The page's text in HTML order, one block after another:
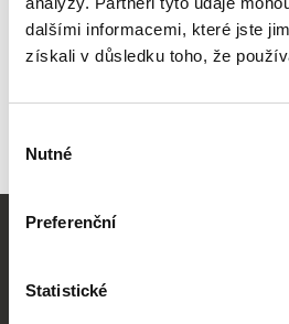
dalšími informacemi, které jste
získali v důsledku toho, že
souhlasu
Nutné
Preferenční
Statistické
Všichni